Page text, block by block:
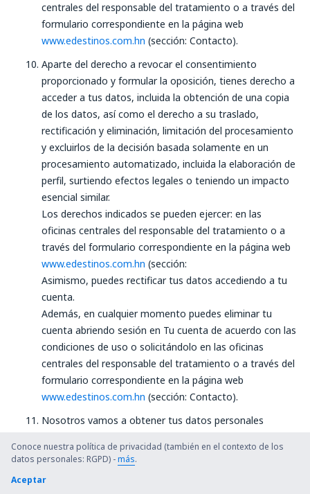
centrales del responsable del tratamiento o a través del
formulario correspondiente en la página web
www.edestinos.com.hn (sección: Contacto).
Aparte del derecho a revocar el consentimiento
proporcionado y formular la oposición, tienes derecho a
acceder a tus datos, incluida la obtención de una copia
de los datos, así como el derecho a su traslado,
rectificación y eliminación, limitación del procesamiento
y excluirlos de la decisión basada solamente en un
procesamiento automatizado, incluida la elaboración de
perfil, surtiendo efectos legales o teniendo un impacto
esencial similar.
Los derechos indicados se pueden ejercer: en las
oficinas centrales del responsable del tratamiento o a
través del formulario correspondiente en la página web
www.edestinos.com.hn (sección:
Asimismo, puedes rectificar tus datos accediendo a tu
cuenta.
Además, en cualquier momento puedes eliminar tu
cuenta abriendo sesión en Tu cuenta de acuerdo con las
condiciones de uso o solicitándolo en las oficinas
centrales del responsable del tratamiento o a través del
formulario correspondiente en la página web
www.edestinos.com.hn (sección: Contacto).
Nosotros vamos a obtener tus datos personales
gestionar las transacciones, etc.). Los datos
procedentes de otras fuentes se podrán obtener
únicamente a efectos de la prestación del servicio. Se
Conoce nuestra política de privacidad (también en el contexto de los
datos personales: RGPD) -más.
Aceptar